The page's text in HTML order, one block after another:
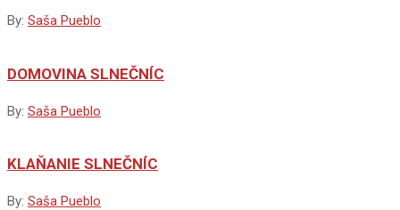
By: Saša Pueblo
DOMOVINA SLNEČNÍC
By: Saša Pueblo
KLAŇANIE SLNEČNÍC
By: Saša Pueblo